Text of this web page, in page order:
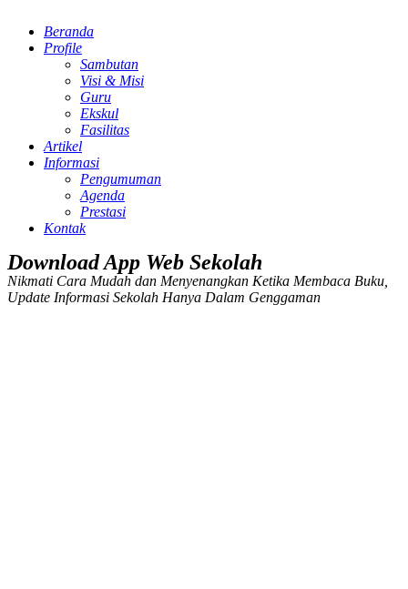
Beranda
Profile
Sambutan
Visi & Misi
Guru
Ekskul
Fasilitas
Artikel
Informasi
Pengumuman
Agenda
Prestasi
Kontak
Download App Web Sekolah
Nikmati Cara Mudah dan Menyenangkan Ketika Membaca Buku,
Update Informasi Sekolah Hanya Dalam Genggaman